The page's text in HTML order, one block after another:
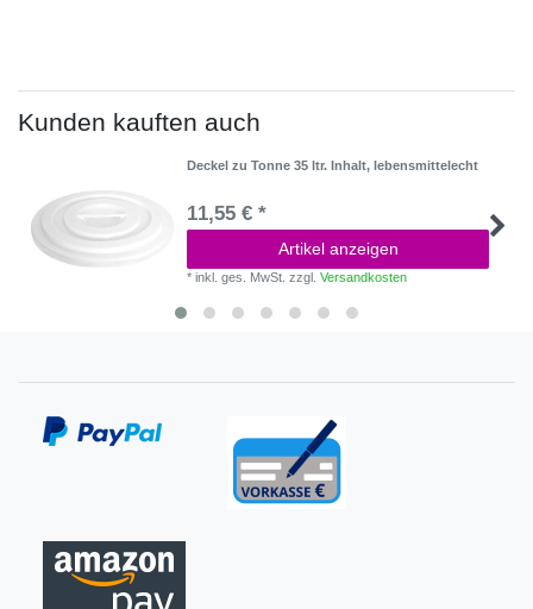
Kunden kauften auch
Deckel zu Tonne 35 ltr. Inhalt, lebensmittelecht
11,55 € *
Artikel anzeigen
*inkl. ges. MwSt. zzgl.Versandkosten